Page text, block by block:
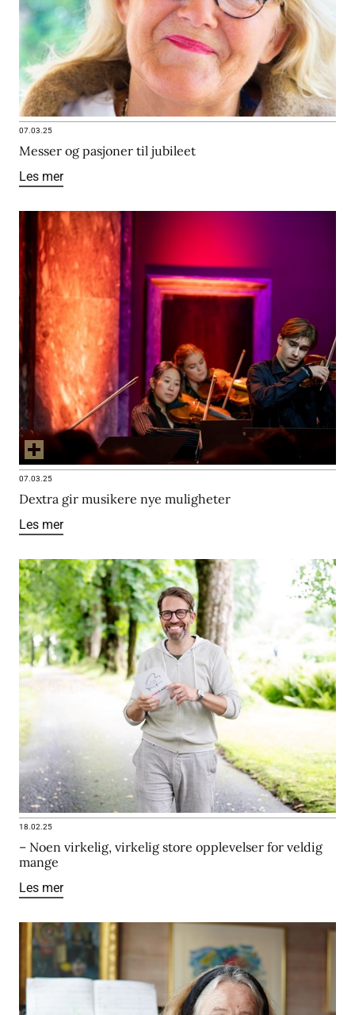
07.03.25
Messer og pasjoner til jubileet
Les mer
07.03.25
Dextra gir musikere nye muligheter
Les mer
18.02.25
– Noen virkelig, virkelig store opplevelser for veldig
mange
Les mer